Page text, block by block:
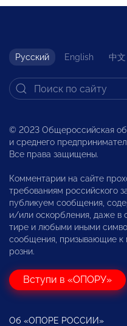
Русский English 中文
© 2023 Общероссийская
и среднего
Все права защищены.
Комментарии на сайте
требованиям российского
публикуем сообщения,
и/или оскорбления, даже в
тире и любыми иными
сообщения, призывающие к
розни.
Вступи в «ОПОРУ»
Об «ОПОРЕ РОССИИ»